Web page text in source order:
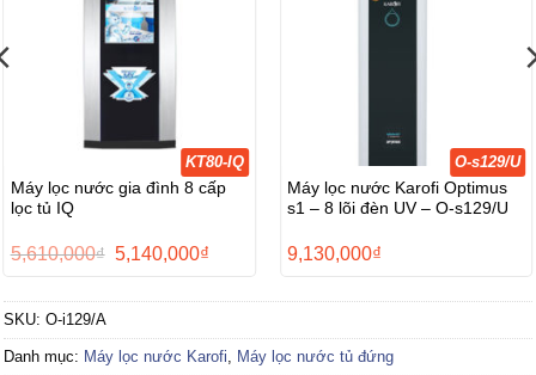
KT80-IQ
Máy lọc nước gia đình 8 cấp
lọc tủ IQ
5,610,000₫ Giá
5,610,000₫.
5,140,000₫
là:
O-s129/U
Máy lọc nước Karofi Optimus
s1 – 8 lõi đèn UV – O-s129/U
9,130,000₫
SKU: O-i129/A
Danh mục: Máy lọc nước Karofi Máy lọc nước tủ đứng